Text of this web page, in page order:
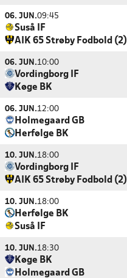
06. JUN.09:45
Suså IF
AIK 65 Strøby Fodbold (2)
06. JUN.10:00
Vordingborg IF
Køge BK
06. JUN.12:00
Holmegaard GB
Herfølge BK
10. JUN.18:00
Vordingborg IF
AIK 65 Strøby Fodbold (2)
10. JUN.18:00
Herfølge BK
Suså IF
10. JUN.18:30
Køge BK
Holmegaard GB